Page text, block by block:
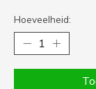
Hoeveelheid: